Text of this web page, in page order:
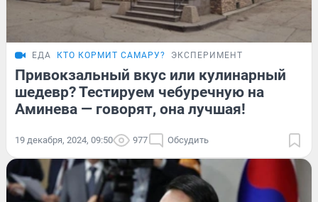
ЕДА КТО КОРМИТ САМАРУ? ЭКСПЕРИМЕНТ
Привокзальный вкус или кулинарный
шедевр? Тестируем чебуречную на
Аминева — говорят, она лучшая!
19 декабря, 2024, 09:50 977 Обсудить